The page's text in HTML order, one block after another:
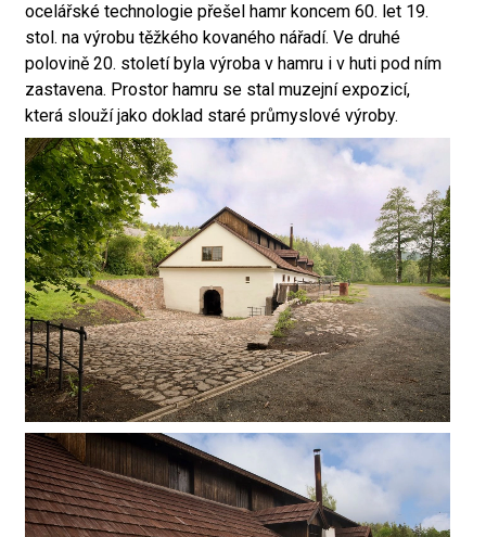
ocelářské technologie přešel hamr koncem 60. let 19.
stol. na výrobu těžkého kovaného nářadí. Ve druhé
polovině 20. století byla výroba v hamru i v huti pod ním
zastavena. Prostor hamru se stal muzejní expozicí,
která slouží jako doklad staré průmyslové výroby.